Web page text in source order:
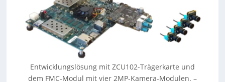
Entwicklungslösung mit ZCU102-Trägerkarte und
dem FMC-Modul mit vier 2MP-Kamera-Modulen. –